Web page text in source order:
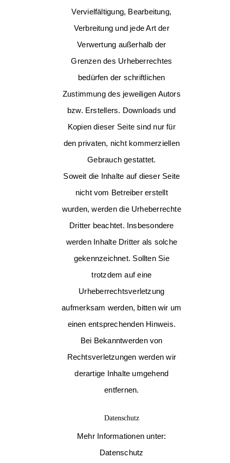
Vervielfältigung, Bearbeitung,
Verbreitung und jede Art der
Verwertung außerhalb der
Grenzen des Urheberrechtes
bedürfen der schriftlichen
Zustimmung des jeweiligen Autors
bzw. Erstellers. Downloads und
Kopien dieser Seite sind nur für
den privaten, nicht kommerziellen
Gebrauch gestattet.
Soweit die Inhalte auf dieser Seite
nicht vom Betreiber erstellt
wurden, werden die Urheberrechte
Dritter beachtet. Insbesondere
werden Inhalte Dritter als solche
gekennzeichnet. Sollten Sie
trotzdem auf eine
Urheberrechtsverletzung
aufmerksam werden, bitten wir um
einen entsprechenden Hinweis.
Bei Bekanntwerden von
Rechtsverletzungen werden wir
derartige Inhalte umgehend
entfernen.
Datenschutz
Mehr Informationen unter:
Datenschutz